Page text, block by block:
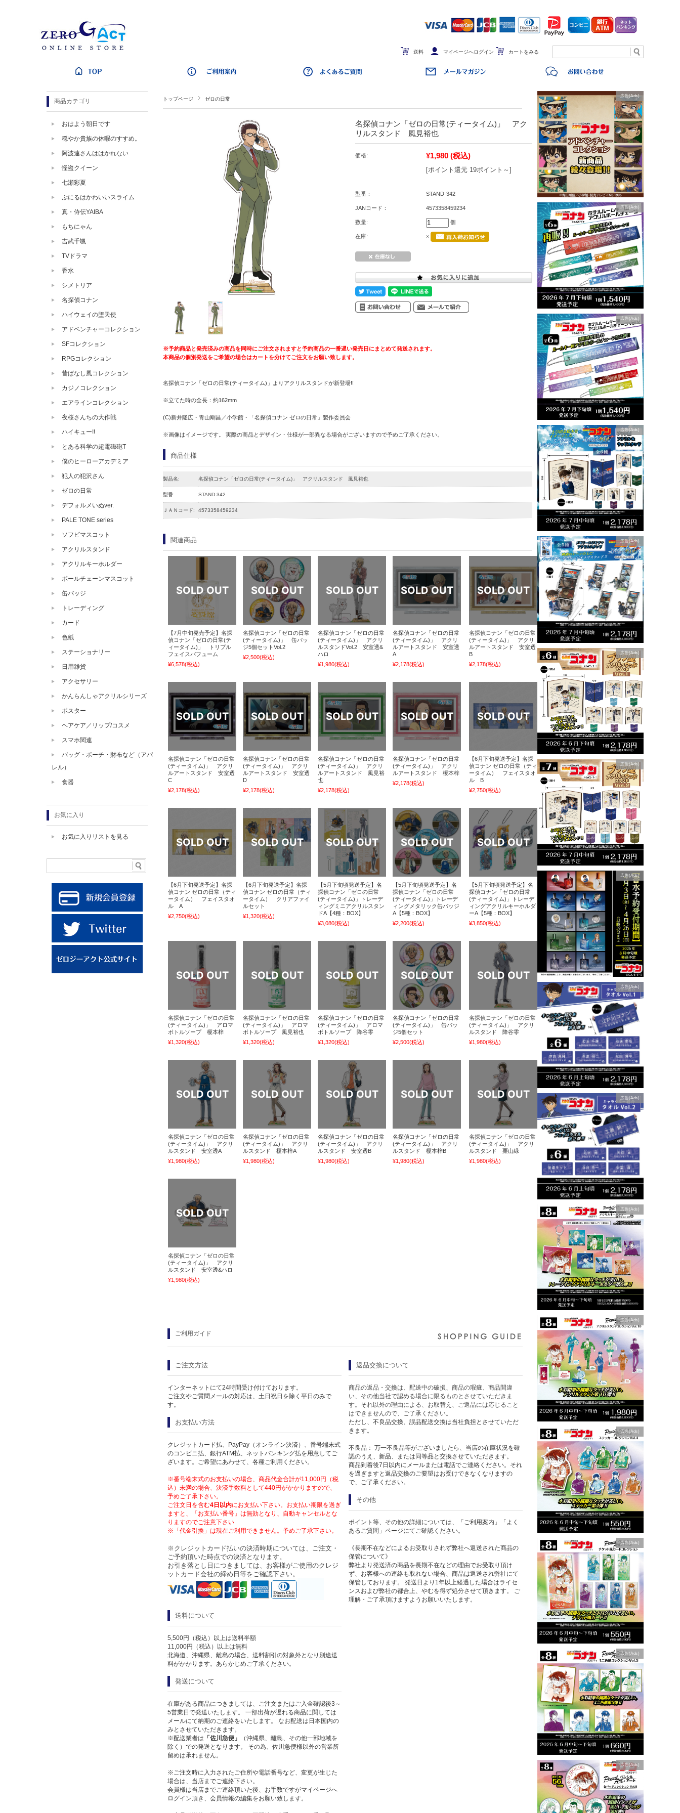
送料 マイページへログイン カートをみる
広告(Ads)
広告(Ads)
広告(Ads)
広告(Ads)
広告(Ads)
広告(Ads)
広告(Ads)
広告(Ads)
広告(Ads)
広告(Ads)
広告(Ads)
広告(Ads)
広告(Ads)
広告(Ads)
広告(Ads)
広告(Ads)
トップページ ゼロの日常
名探偵コナン「ゼロの日常(ティータイム)」 アク
リルスタンド 風見裕也
価格: ¥1,980 (税込)
[ポイント還元 19ポイント～]
型番： STAND-342
JANコード： 4573358459234
数量: 個
在庫: ×
※予約商品と発売済みの商品を同時にご注文されますと予約商品の一番遅い発売日にまとめて発送されます。
本商品の個別発送をご希望の場合はカートを分けてご注文をお願い致します。
名探偵コナン「ゼロの日常(ティータイム)」よりアクリルスタンドが新登場!!
※立てた時の全長：約162mm
(C)新井隆広・青山剛昌／小学館・「名探偵コナン ゼロの日常」製作委員会
※画像はイメージです。 実際の商品とデザイン・仕様が一部異なる場合がございますので予めご了承ください。
商品仕様
製品名: 名探偵コナン「ゼロの日常(ティータイム)」 アクリルスタンド 風見裕也
型番: STAND-342
ＪＡＮコード: 4573358459234
関連商品
【7月中旬発売予定】名探
偵コナン「ゼロの日常(テ
ィータイム)」 トリプル
フェイスパフューム
¥6,578(税込)
名探偵コナン「ゼロの日常
(ティータイム)」 缶バッ
ジ5個セットVol.2
¥2,500(税込)
名探偵コナン「ゼロの日常
(ティータイム)」 アクリ
ルスタンドVol.2 安室透&
ハロ
¥1,980(税込)
名探偵コナン「ゼロの日常
(ティータイム)」 アクリ
ルアートスタンド 安室透
A
¥2,178(税込)
名探偵コナン「ゼロの日常
(ティータイム)」 アクリ
ルアートスタンド 安室透
B
¥2,178(税込)
名探偵コナン「ゼロの日常
(ティータイム)」 アクリ
ルアートスタンド 安室透
C
¥2,178(税込)
名探偵コナン「ゼロの日常
(ティータイム)」 アクリ
ルアートスタンド 安室透
D
¥2,178(税込)
名探偵コナン「ゼロの日常
(ティータイム)」 アクリ
ルアートスタンド 風見裕
也
¥2,178(税込)
名探偵コナン「ゼロの日常
(ティータイム)」 アクリ
ルアートスタンド 榎本梓
¥2,178(税込)
【6月下旬発送予定】名探
偵コナン ゼロの日常（ティ
ータイム） フェイスタオ
ル B
¥2,750(税込)
【6月下旬発送予定】名探
偵コナン ゼロの日常（ティ
ータイム） フェイスタオ
ル A
¥2,750(税込)
【6月下旬発送予定】名探
偵コナン ゼロの日常（ティ
ータイム） クリアファイ
ルセット
¥1,320(税込)
【5月下旬頃発送予定】名
探偵コナン「ゼロの日常
(ティータイム)」トレーデ
ィングミニアクリルスタン
ドA【4種：BOX】
¥3,080(税込)
【5月下旬頃発送予定】名
探偵コナン「ゼロの日常
(ティータイム)」トレーデ
ィングメタリック缶バッジ
A【5種：BOX】
¥2,200(税込)
【5月下旬頃発送予定】名
探偵コナン「ゼロの日常
(ティータイム)」トレーデ
ィングアクリルキーホルダ
ーA【5種：BOX】
¥3,850(税込)
名探偵コナン「ゼロの日常
(ティータイム)」 アロマ
ボトルソープ 榎本梓
¥1,320(税込)
名探偵コナン「ゼロの日常
(ティータイム)」 アロマ
ボトルソープ 風見裕也
¥1,320(税込)
名探偵コナン「ゼロの日常
(ティータイム)」 アロマ
ボトルソープ 降谷零
¥1,320(税込)
名探偵コナン「ゼロの日常
(ティータイム)」 缶バッ
ジ5個セット
¥2,500(税込)
名探偵コナン「ゼロの日常
(ティータイム)」 アクリ
ルスタンド 降谷零
¥1,980(税込)
名探偵コナン「ゼロの日常
(ティータイム)」 アクリ
ルスタンド 安室透A
¥1,980(税込)
名探偵コナン「ゼロの日常
(ティータイム)」 アクリ
ルスタンド 榎本梓A
¥1,980(税込)
名探偵コナン「ゼロの日常
(ティータイム)」 アクリ
ルスタンド 安室透B
¥1,980(税込)
名探偵コナン「ゼロの日常
(ティータイム)」 アクリ
ルスタンド 榎本梓B
¥1,980(税込)
名探偵コナン「ゼロの日常
(ティータイム)」 アクリ
ルスタンド 栗山緑
¥1,980(税込)
名探偵コナン「ゼロの日常
(ティータイム)」 アクリ
ルスタンド 安室透&ハロ
¥1,980(税込)
ご利用ガイド
ご注文方法
インターネットにて24時間受け付けております。
ご注文やご質問メールの対応は、土日祝日を除く平日のみで
す。
お支払い方法
クレジットカード払、PayPay（オンライン決済）、番号端末式
のコンビニ払、銀行ATM払、ネットバンキング払を用意してご
ざいます。ご希望にあわせて、各種ご利用ください。
※番号端末式のお支払いの場合、商品代金合計が11,000円（税
込）未満の場合、決済手数料として440円がかかりますので、
予めご了承下さい。
ご注文日を含む4日以内にお支払い下さい。お支払い期限を過ぎ
ますと、「お支払い番号」は無効となり、自動キャンセルとな
りますのでご注意下さい
※「代金引換」は現在ご利用できません。予めご了承下さい。
※クレジットカード払いの決済時期については、ご注文・
ご予約頂いた時点での決済となります。
お引き落とし日につきましては、お客様がご使用のクレジ
ットカード会社の締め日等をご確認下さい。
送料について
5,500円（税込）以上は送料半額
11,000円（税込）以上は無料
北海道、沖縄県、離島の場合、送料割引の対象外となり別途送
料がかかります。あらかじめご了承ください。
発送について
在庫がある商品につきましては、ご注文またはご入金確認後3～
5営業日で発送いたします。 一部出荷が遅れる商品に関しては
メールにて納期のご連絡をいたします。 なお配送は日本国内の
みとさせていただきます。
※配送業者は 「佐川急便」
（沖縄県、離島、その他一部地域を
除く）での発送となります。 その為、佐川急便様以外の営業所
留めは承れません。
※ご注文時に入力されたご住所や電話番号など、変更が生じた
場合は、当店までご連絡下さい。
会員様は当店までご連絡頂いた後、お手数ですがマイページへ
ログイン頂き、会員情報の編集をお願い致します。
返品交換について
商品の返品・交換は、配送中の破損、商品の瑕疵、商品間違
い、その他当社で認める場合に限るものとさせていただきま
す。それ以外の理由による、お取替え、ご返品には応じること
はできませんので、ご了承ください。
ただし、不良品交換、誤品配送交換は当社負担とさせていただ
きます。
不良品： 万一不良品等がございましたら、当店の在庫状況を確
認のうえ、新品、または同等品と交換させていただきます。
商品到着後7日以内にメールまたは電話でご連絡ください。それ
を過ぎますと返品交換のご要望はお受けできなくなりますの
で、ご了承ください。
その他
ポイント等、その他の詳細については、「ご利用案内」「よく
あるご質問」ページにてご確認ください。
《長期不在などによるお受取りされず弊社へ返送された商品の
保管について》
弊社より発送済の商品を長期不在などの理由でお受取り頂け
ず、お客様への連絡も取れない場合、商品は返送され弊社にて
保管しております。 発送日より1年以上経過した場合はライセ
ンスおよび弊社の都合上、やむを得ず処分させて頂きます。 ご
理解・ご了承頂けますようお願いいたします。
商品カテゴリ
おはよう朝日です
穏やか貴族の休暇のすすめ。
阿波連さんははかれない
怪盗クイーン
七瀬彩夏
ぷにるはかわいいスライム
真・侍伝YAIBA
もちにゃん
吉武千颯
TVドラマ
香水
シメトリア
名探偵コナン
ハイウェイの堕天使
アドベンチャーコレクション
SFコレクション
RPGコレクション
昔ばなし風コレクション
カジノコレクション
エアラインコレクション
夜桜さんちの大作戦
ハイキュー!!
とある科学の超電磁砲T
僕のヒーローアカデミア
犯人の犯沢さん
ゼロの日常
デフォルメいぬver.
PALE TONE series
ソフビマスコット
アクリルスタンド
アクリルキーホルダー
ボールチェーンマスコット
缶バッジ
トレーディング
カード
色紙
ステーショナリー
日用雑貨
アクセサリー
かんらんしゃアクリルシリーズ
ポスター
ヘアケア／リップ/コスメ
スマホ関連
バッグ・ポーチ・財布など（アパ
レル）
食器
お気に入り
お気に入りリストを見る